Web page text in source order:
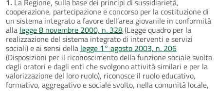
cooperazione, partecipazione e concorso per la costituzione di
un sistema integrato a favore dell’area giovanile in conformità
alla legge 8 novembre 2000, n. 328(Legge quadro per la
realizzazione del sistema integrato di interventi e servizi
sociali) e ai sensi della legge 1° agosto 2003, n. 206
(Disposizioni per il riconoscimento della funzione sociale svolta
dagli oratori e dagli enti che svolgono attività similari e per la
valorizzazione del loro ruolo), riconosce il ruolo educativo,
formativo, aggregativo e sociale svolto, nella comunità locale,